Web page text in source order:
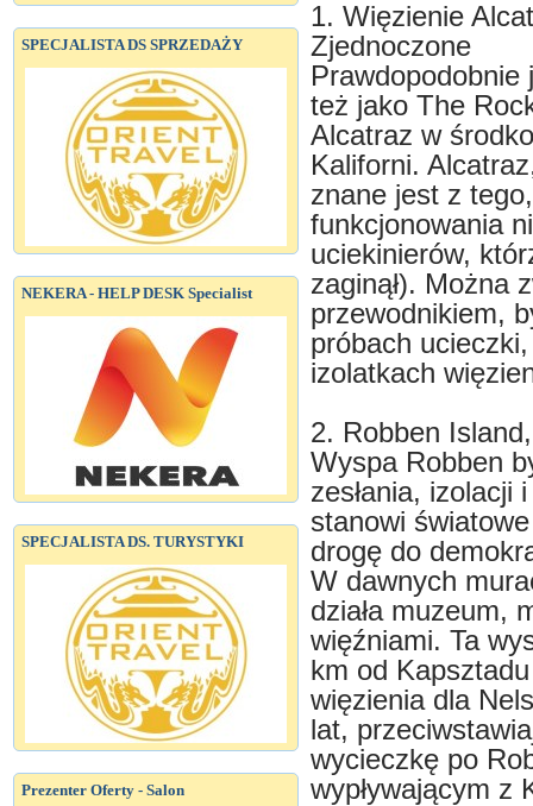
SPECJALISTA DS SPRZEDAŻY
NEKERA - HELP DESK Specialist
SPECJALISTA DS. TURYSTYKI
Prezenter Oferty - Salon
1. Więzienie
Zjednoczone
Prawdopodobnie
też jako The
Alcatraz w
Kaliforni.
znane jest z
funkcjonowania
uciekinierów,
zaginął). Można
przewodnikiem,
próbach
izolatkach
2. Robben
Wyspa Robben
zesłania, izolacji
stanowi
drogę do
W dawnych
działa muzeum,
więźniami. Ta
km od
więzienia dla
lat,
wycieczkę po
wypływającym z